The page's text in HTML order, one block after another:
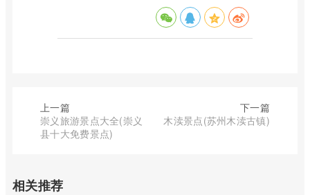
上一篇
崇义旅游景点大全(崇义
县十大免费景点)
下一篇
木渎景点(苏州木渎古镇)
相关推荐